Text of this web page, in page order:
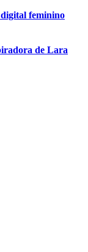
feminino
de Lara